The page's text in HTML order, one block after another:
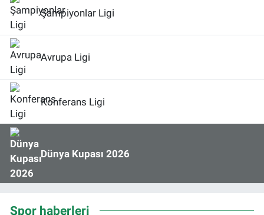
Şampiyonlar Ligi
Avrupa Ligi
Konferans Ligi
Dünya Kupası 2026
Spor haberleri